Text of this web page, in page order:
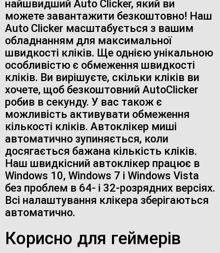
найшвидший Auto Clicker, який ви
можете завантажити безкоштовно! Наш
Auto Clicker масштабується з вашим
обладнанням для максимальної
швидкості кліків. Ще однією унікальною
особливістю є обмеження швидкості
кліків. Ви вирішуєте, скільки кліків ви
хочете, щоб безкоштовний AutoClicker
робив в секунду. У вас також є
можливість активувати обмеження
кількості кліків. Автоклікер миші
автоматично зупиняється, коли
досягається бажана кількість кліків.
Наш швидкісний автоклікер працює в
Windows 10, Windows 7 і Windows Vista
без проблем в 64- і 32-розрядних версіях.
Всі налаштування клікера зберігаються
автоматично.
Корисно для геймерів